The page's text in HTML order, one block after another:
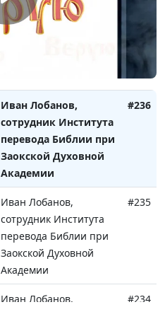
Иван Лобанов,
сотрудник Института
Иван Лобанов,
сотрудник Института
перевода Библии при
Заокской Духовной
Академии
#236
Иван Лобанов,
сотрудник Института
перевода Библии при
Заокской Духовной
Академии
#235
Иван Лобанов,
#234